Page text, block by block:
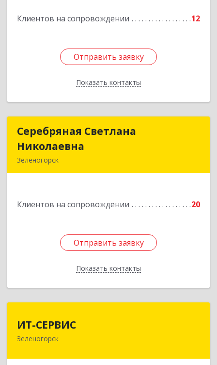
Клиентов на сопровождении 12
Отправить заявку
Показать контакты
Отправить заявку
Назад
Серебряная Светлана
Николаевна
Зеленогорск
Клиентов на сопровождении 20
Отправить заявку
Показать контакты
Серебряная Светлана
Подробнее
Отправить заявку
Назад
ИТ-СЕРВИС
Зеленогорск663690, Красноярский край, Зеленогорск г,